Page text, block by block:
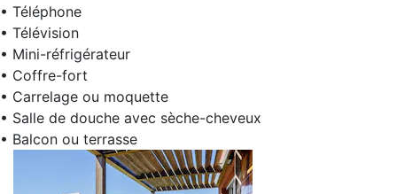
• Téléphone
• Télévision
• Mini-réfrigérateur
• Coffre-fort
• Carrelage ou moquette
• Salle de douche avec sèche-cheveux
• Balcon ou terrasse